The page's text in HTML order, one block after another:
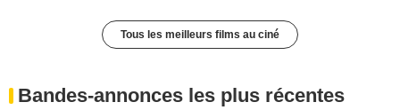
Tous les meilleurs films au ciné
Bandes-annonces les plus récentes